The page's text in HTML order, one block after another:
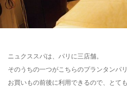
ニュクススパは、パリに三店舗。
そのうちの一つがこちらのプランタンパ
お買いもの前後に利用できるので、とて